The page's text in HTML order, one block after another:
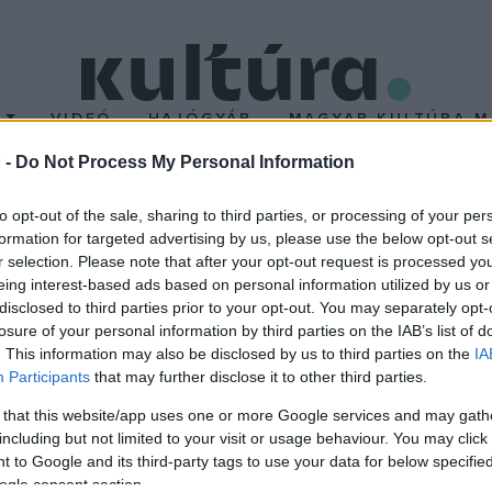
- Do Not Process My Personal Information
opt-out of the sale, sharing to third parties, or processing of your
for targeted advertising by us, please use the below opt-out
selection. Please note that after your opt-out request is processed
interest-based ads based on personal information utilized by us
to third parties prior to your opt-out. You may separately
of your personal information by third parties on the IAB’s list of
This information may also be disclosed by us to third parties on the
Participants that may further disclose it to other third parties.
that this website/app uses one or more Google services and may
but not limited to your visit or usage behaviour. You may
to Google and its third-party tags to use your data for below
consent section.
VIDEÓ HAJÓGYÁR MAGYAR KULTÚRA
tartja a Nemzeti Filharmonikus Zenekar március 22-ei
aki az év nagy részében külföldi meghívásoknak tesz
Balassa Sándor 2004-ben írta meg a három tételes,
A nyitódarab Liszt FerencHungária című szimfonikus